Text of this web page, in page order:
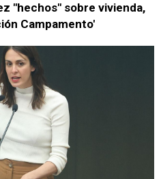
"hechos" sobre vivienda,
Campamento'